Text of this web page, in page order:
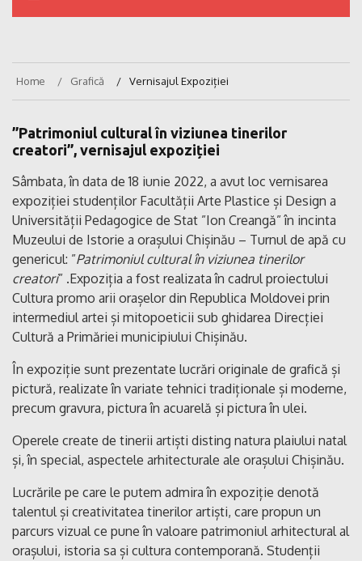
Home Grafică Vernisajul Expoziției
”Patrimoniul cultural în viziunea tinerilor
creatori”, vernisajul expoziției
Sâmbata, în data de 18 iunie 2022, a avut loc vernisarea
expoziției studenților Facultății Arte Plastice și Design a
Universității Pedagogice de Stat ”Ion Creangă” în incinta
Muzeului de Istorie a orașului Chișinău – Turnul de apă cu
genericul: ”Patrimoniul cultural în viziunea tinerilor
creatori” .Expoziția a fost realizata în cadrul proiectului
Cultura promo arii orașelor din Republica Moldovei prin
intermediul artei și mitopoeticii sub ghidarea Direcției
Cultură a Primăriei municipiului Chișinău.
În expoziție sunt prezentate lucrări originale de grafică și
pictură, realizate în variate tehnici tradiționale și moderne,
precum gravura, pictura în acuarelă și pictura în ulei.
Operele create de tinerii artiști disting natura plaiului natal
și, în special, aspectele arhitecturale ale orașului Chișinău.
Lucrările pe care le putem admira în expoziție denotă
talentul și creativitatea tinerilor artiști, care propun un
parcurs vizual ce pune în valoare patrimoniul arhitectural al
orașului, istoria sa și cultura contemporană. Studenții